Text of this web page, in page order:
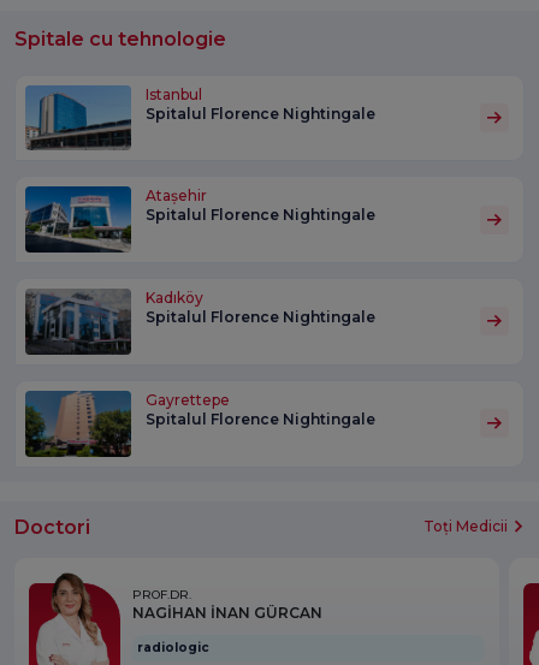
Spitale cu tehnologie
Istanbul
Spitalul Florence Nightingale
Atașehir
Spitalul Florence Nightingale
Kadıköy
Spitalul Florence Nightingale
Gayrettepe
Spitalul Florence Nightingale
Doctori Toți Medicii
PROF.DR.
NAGİHAN İNAN GÜRCAN
radiologic